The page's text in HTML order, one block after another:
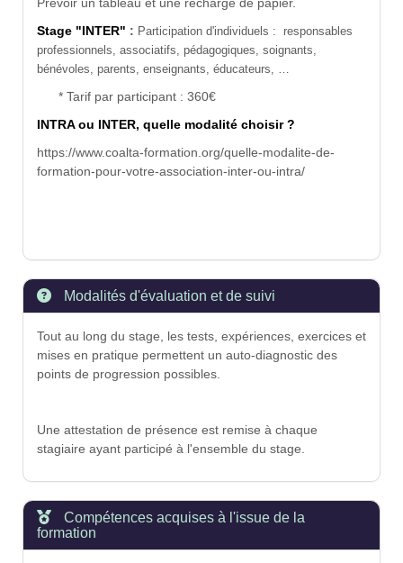
Stage "INTER" : Participation d'individuels : responsables
professionnels, associatifs, pédagogiques, soignants,
bénévoles, parents, enseignants, éducateurs, …
* Tarif par participant : 360€
INTRA ou INTER, quelle modalité choisir ?
https://www.coalta-formation.org/quelle-modalite-de-
formation-pour-votre-association-inter-ou-intra/
Modalités d'évaluation et de suivi
Tout au long du stage, les tests, expériences, exercices et
mises en pratique permettent un auto-diagnostic des
points de progression possibles.
Une attestation de présence est remise à chaque
stagiaire ayant participé à l'ensemble du stage.
Compétences acquises à l'issue de la
formation